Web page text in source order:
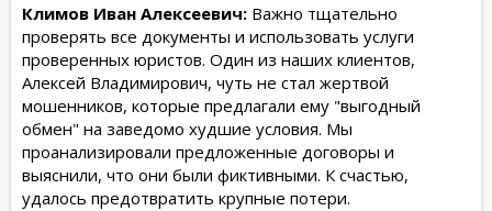
Климов Иван Алексеевич: Важно тщательно
проверять все документы и использовать услуги
проверенных юристов. Один из наших клиентов,
Алексей Владимирович, чуть не стал жертвой
мошенников, которые предлагали ему "выгодный
обмен" на заведомо худшие условия. Мы
проанализировали предложенные договоры и
выяснили, что они были фиктивными. К счастью,
удалось предотвратить крупные потери.